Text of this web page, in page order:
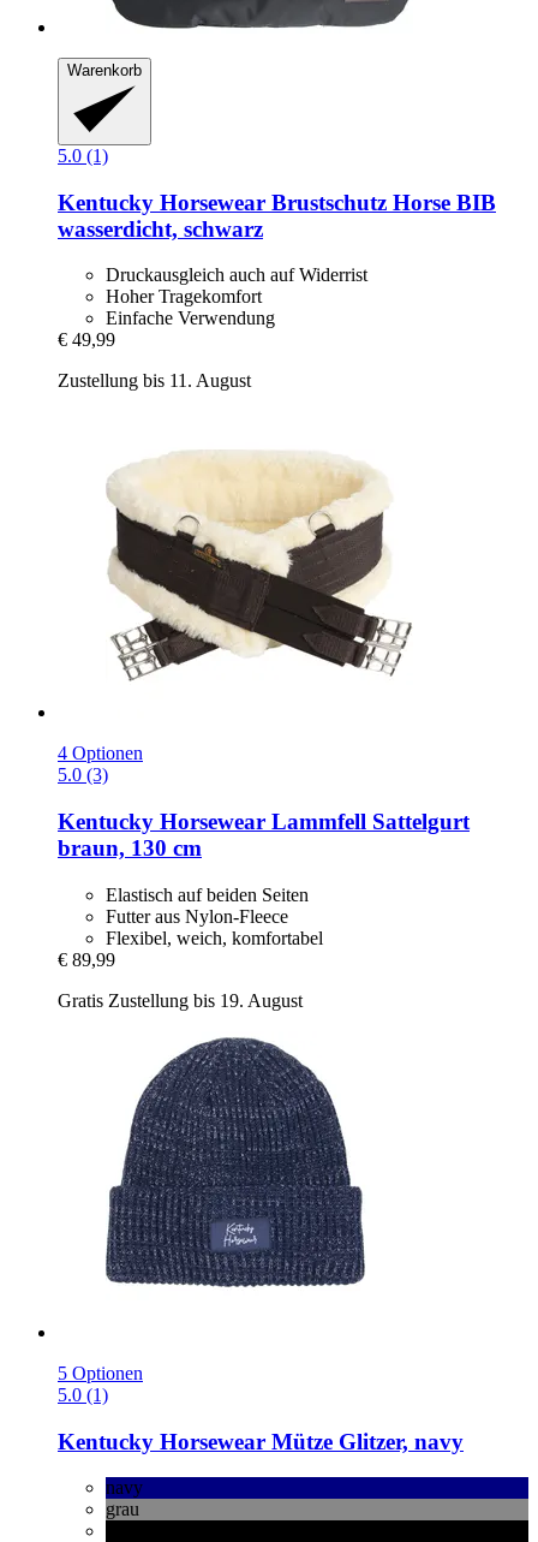
Warenkorb
5.0 (1)
Kentucky Horsewear Brustschutz Horse BIB
wasserdicht, schwarz
Druckausgleich auch auf Widerrist
Hoher Tragekomfort
Einfache Verwendung
€ 49,99
Zustellung bis 11. August
4 Optionen
5.0 (3)
Kentucky Horsewear Lammfell Sattelgurt
braun, 130 cm
Elastisch auf beiden Seiten
Futter aus Nylon-Fleece
Flexibel, weich, komfortabel
€ 89,99
Gratis Zustellung bis 19. August
5 Optionen
5.0 (1)
Kentucky Horsewear Mütze Glitzer, navy
navy
grau